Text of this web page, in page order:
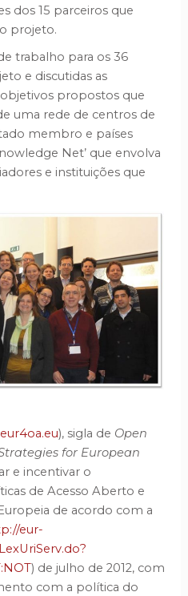
dos 15 parceiros que
projeto.
trabalho para os 36
e discutidas as
propostos que
uma rede de centros de
membro e países
Net’ que envolva
e instituições que
), sigla de Open
for European
e incentivar o
de Acesso Aberto e
de acordo com a
eur-
) de julho de 2012, com
com a política do